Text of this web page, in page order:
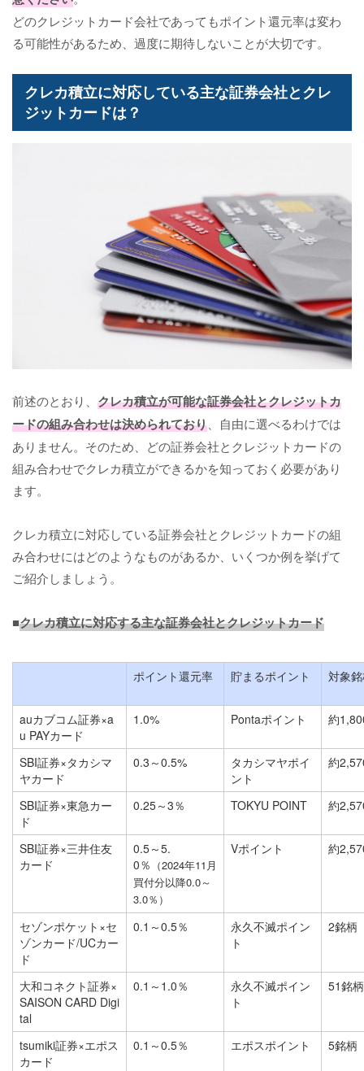
どのクレジットカード会社であってもポイント還元率は変わ
る可能性があるため、過度に期待しないことが大切です。
クレカ積立に対応している主な証券会社とクレ
ジットカードは？
前述のとおり、 クレカ積立が可能な証券会社とクレジットカ
ードの組み合わせは決められており、自由に選べるわけでは
ありません。そのため、どの証券会社とクレジットカードの
組み合わせでクレカ積立ができるかを知っておく必要があり
ます。
クレカ積立に対応している証券会社とクレジットカードの組
み合わせにはどのようなものがあるか、いくつか例を挙げて
ご紹介しましょう。
■クレカ積立に対応する主な証券会社とクレジットカード
ポイント還元率 貯まるポイント 対象
auカブコム証券×a
u PAYカード
1.0% Pontaポイント 約
SBI証券×タカシマ
ヤカード
0.3～0.5%
タカシマヤポイ
ント
約
SBI証券×東急カー
ド
0.25～3％ TOKYU POINT 約
SBI証券×三井住友
カード
0.5～5.
0％ （2024年11月
買付分以降0.0～
3.0％）
Vポイント 約
セゾンポケット×セ
ゾンカード/UCカー
ド
0.1～0.5％
永久不滅ポイン
ト
2銘柄
大和コネクト証券×
SAISON CARD Digi
tal
0.1～1.0％
永久不滅ポイン
ト
51銘柄
tsumiki証券×エポス
カード
0.1～0.5％ エポスポイント 5銘柄